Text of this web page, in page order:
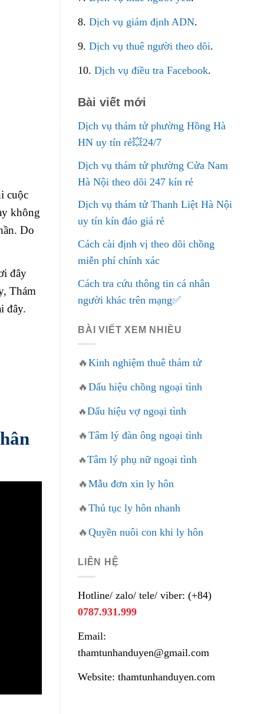
cuộc
không
Do
đây
Thám
đây.
8. Dịch vụ giám định ADN.
9. Dịch vụ thuê người theo dõi.
10. Dịch vụ điều tra Facebook.
Bài viết mới
Dịch vụ thám tử phường Hồng Hà
HN uy tín rẻ💥24/7
Dịch vụ thám tử phường Cửa Nam
Hà Nội theo dõi 247 kín rẻ
Dịch vụ thám tử Thanh Liệt Hà Nội
uy tín kín đáo giá rẻ
Cách cài định vị theo dõi chồng
miễn phí chính xác
Cách tra cứu thông tin cá nhân
người khác trên mạng✅
BÀI VIẾT XEM NHIỀU
🔥Kinh nghiệm thuê thám tử
🔥Dấu hiệu chồng ngoại tình
🔥Dấu hiệu vợ ngoại tình
🔥Tâm lý đàn ông ngoại tình
🔥Tâm lý phụ nữ ngoại tình
🔥Mẫu đơn xin ly hôn
🔥Thủ tục ly hôn nhanh
🔥Quyền nuôi con khi ly hôn
LIÊN HỆ
Hotline/ zalo/ tele/ viber: (+84)
0787.931.999
Email:
thamtunhanduyen@gmail.com
Website: thamtunhanduyen.com